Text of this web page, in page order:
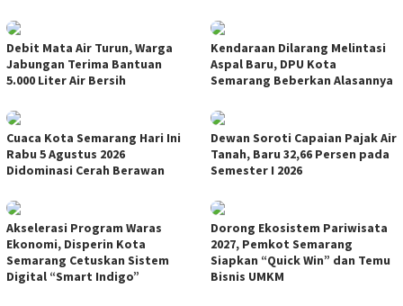
Debit Mata Air Turun, Warga
Jabungan Terima Bantuan
5.000 Liter Air Bersih
Kendaraan Dilarang Melintasi
Aspal Baru, DPU Kota
Semarang Beberkan Alasannya
Cuaca Kota Semarang Hari Ini
Rabu 5 Agustus 2026
Didominasi Cerah Berawan
Dewan Soroti Capaian Pajak Air
Tanah, Baru 32,66 Persen pada
Semester I 2026
Akselerasi Program Waras
Ekonomi, Disperin Kota
Semarang Cetuskan Sistem
Digital “Smart Indigo”
Dorong Ekosistem Pariwisata
2027, Pemkot Semarang
Siapkan “Quick Win” dan Temu
Bisnis UMKM